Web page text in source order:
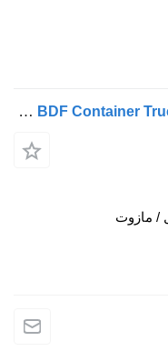
Mercedes-Benz Actros 1840 BDF Container Truck / 2 XL Fuel Tanks / Full Air Sus